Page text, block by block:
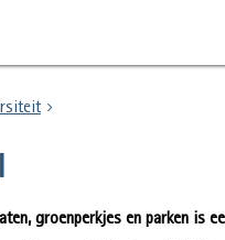
groenperkjes en parken is